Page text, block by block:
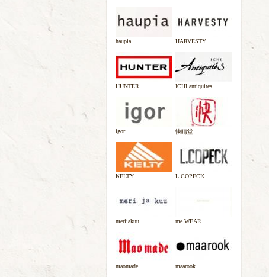
haupia HARVESTY
HUNTER ICHI antiquites
igor 快晴堂
KELTY L.COPECK
merijakuu me.WEAR
maomade maarook